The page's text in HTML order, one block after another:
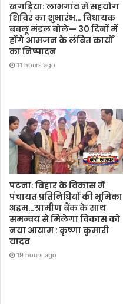
खगड़िया: लाभगांव में सहयोग
शिविर का शुभारंभ… विधायक
बबलू मंडल बोले— 30 दिनों में
होंगे आमजन के लंबित कार्यों
का निष्पादन
11 hours ago
पटना: बिहार के विकास में
पंचायत प्रतिनिधियों की भूमिका
अहम…ग्रामीण बैंक के साथ
समन्वय से मिलेगा विकास को
नया आयाम : कृष्णा कुमारी
यादव
19 hours ago